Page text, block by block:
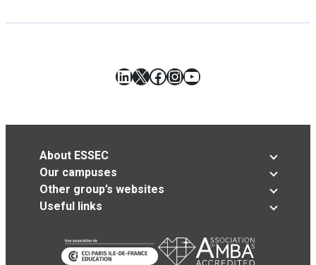
LinkedIn
X Facebook
Instagram
YouTube
About ESSEC
Our campuses
Other group’s websites
Useful links